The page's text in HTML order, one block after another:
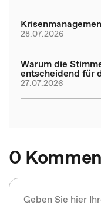
28.07.2026
Warum die
entscheidend für
27.07.2026
0